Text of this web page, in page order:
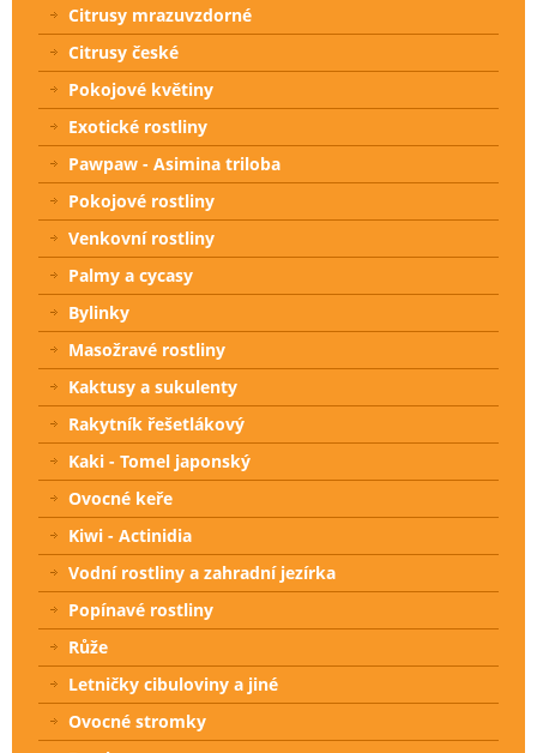
Citrusy mrazuvzdorné
Citrusy české
Pokojové květiny
Exotické rostliny
Pawpaw - Asimina triloba
Pokojové rostliny
Venkovní rostliny
Palmy a cycasy
Bylinky
Masožravé rostliny
Kaktusy a sukulenty
Rakytník řešetlákový
Kaki - Tomel japonský
Ovocné keře
Kiwi - Actinidia
Vodní rostliny a zahradní jezírka
Popínavé rostliny
Růže
Letničky cibuloviny a jiné
Ovocné stromky